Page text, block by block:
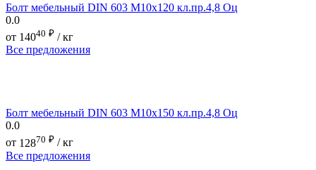
Болт мебельный DIN 603 М10х120 кл.пр.4,8 Оц
0.0
от 14040 ₽ / кг
Все предложения
Болт мебельный DIN 603 М10х150 кл.пр.4,8 Оц
0.0
от 12870 ₽ / кг
Все предложения